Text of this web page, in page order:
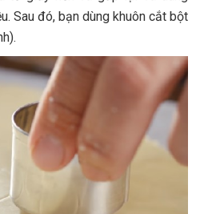
Sau đó, bạn dùng khuôn cắt bột